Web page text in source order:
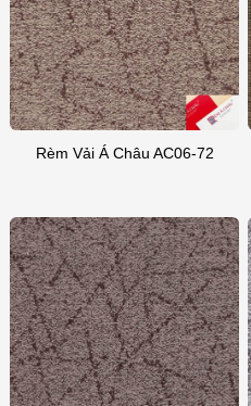
Rèm Vải Á Châu AC06-72